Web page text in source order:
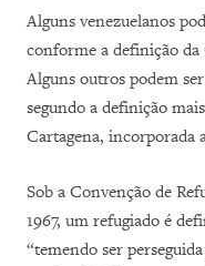
Alguns venezuelanos
conforme a definição da
Alguns outros podem
segundo a definição
Cartagena, incorporada
Sob a Convenção de
1967, um refugiado é
“temendo ser